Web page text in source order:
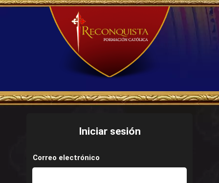
Iniciar sesión
Correo electrónico